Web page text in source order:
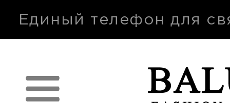
Единый телефон для